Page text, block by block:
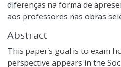
diferenças na forma de
aos professores nas obras
Abstract
This paper’s goal is to exam
perspective appears in the